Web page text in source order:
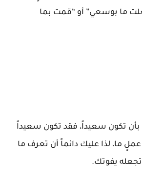
ما بوسعي” أو “قمت بما
تكون سعيداً، فقد تكون سعيداً
ما، لذا عليك دائماً أن تعرف ما
يفوتك.